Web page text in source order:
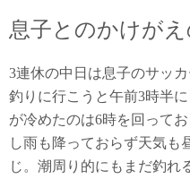
息子とのかけが
3連休の中日は息子のサッ
釣りに行こうと午前3時半
が冷めたのは6時を回って
し雨も降っておらず天気も
じ。潮周り的にもまだ釣れ